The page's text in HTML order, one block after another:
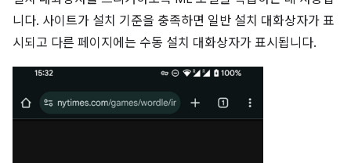
니다. 사이트가 설치 기준을 충족하면 일반 설치 대화상자가 표
시되고 다른 페이지에는 수동 설치 대화상자가 표시됩니다.